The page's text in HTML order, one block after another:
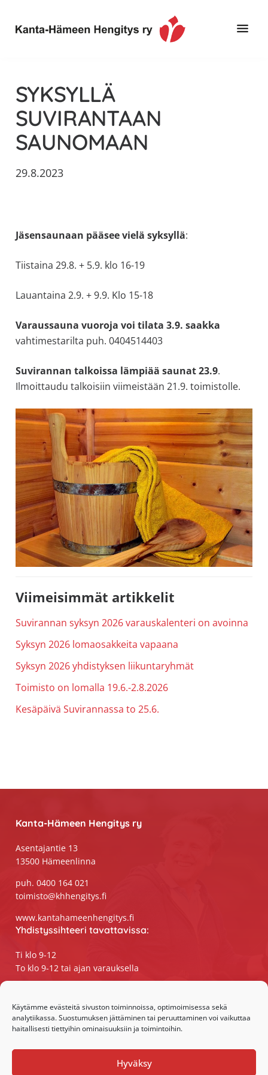
Käytämme evästeitä sivuston toiminnoissa, optimoimisessa sekä
analytiikassa. Suostumuksen jättäminen tai peruuttaminen voi vaikuttaa
haitallisesti tiettyihin ominaisuuksiin ja toimintoihin.
Hyväksy
pääsisältöön
ensisijaiseen
alatunnisteeseen
Hämeen
Hengitys
ry
tietoa,
erityisesti
jos
sinua
astma,
huono
tai
K-
Hengitys
ry
SYKSYLLÄ
SUVIRANTAAN
SAUNOMAAN
29.8.2023
Jäsensaunaan pääsee vielä syksyllä:
Tiistaina 29.8. + 5.9. klo 16-19
Lauantaina 2.9. + 9.9. Klo 15-18
Varaussauna vuoroja voi tilata 3.9. saakka
vahtimestarilta puh. 0404514403
Suvirannan talkoissa lämpiää saunat 23.9.
Ilmoittaudu talkoisiin viimeistään 21.9. toimistolle.
Ensisijainen
sivupalkki
Viimeisimmät artikkelit
Suvirannan syksyn 2026 varauskalenteri on avoinna
Syksyn 2026 lomaosakkeita vapaana
Syksyn 2026 yhdistyksen liikuntaryhmät
Toimisto on lomalla 19.6.-2.8.2026
Kesäpäivä Suvirannassa to 25.6.
Kanta-Hämeen Hengitys ry
Asentajantie 13
13500 Hämeenlinna
puh. 0400 164 021
toimisto@khhengitys.fi
www.kantahameenhengitys.fi
Yhdistyssihteeri tavattavissa:
Ti klo 9-12
To klo 9-12 tai ajan varauksella
maanantaista perjantaihin klo 9-15